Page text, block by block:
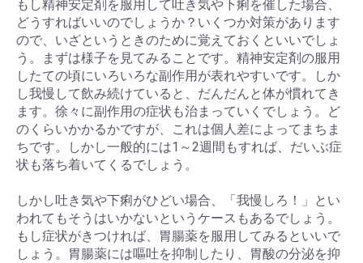
お買い物を続ける カートへ進む
もし精神安定剤を服用して吐き気や下痢を催した場合、
どうすればいいのでしょうか？いくつか対策があります
ので、いざというときのために覚えておくといいでしょ
う。まずは様子を見てみることです。精神安定剤の服用
したての頃にいろいろな副作用が表れやすいです。しか
し我慢して飲み続けていると、だんだんと体が慣れてき
ます。徐々に副作用の症状も治まっていくでしょう。ど
のくらいかかるかですが、これは個人差によってまちま
ちです。しかし一般的には1～2週間もすれば、だいぶ症
状も落ち着いてくるでしょう。
しかし吐き気や下痢がひどい場合、「我慢しろ！」とい
われてもそうはいかないというケースもあるでしょう。
もし症状がきつければ、胃腸薬を服用してみるといいで
しょう。胃腸薬には嘔吐を抑制したり、胃酸の分泌を抑